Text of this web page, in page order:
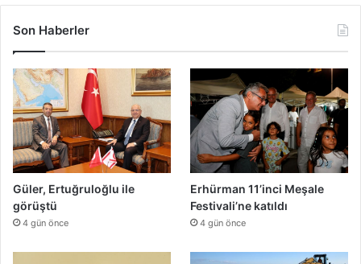
Son Haberler
Güler, Ertuğruloğlu ile
görüştü
4 gün önce
Erhürman 11’inci Meşale
Festivali’ne katıldı
4 gün önce